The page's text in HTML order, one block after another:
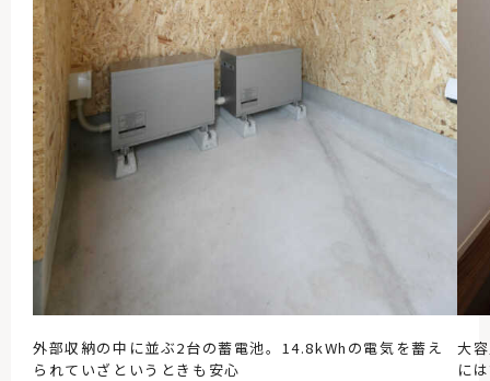
外部収納の中に並ぶ2台の蓄電池。14.8kWhの電気を蓄え
られていざというときも安心
大
に